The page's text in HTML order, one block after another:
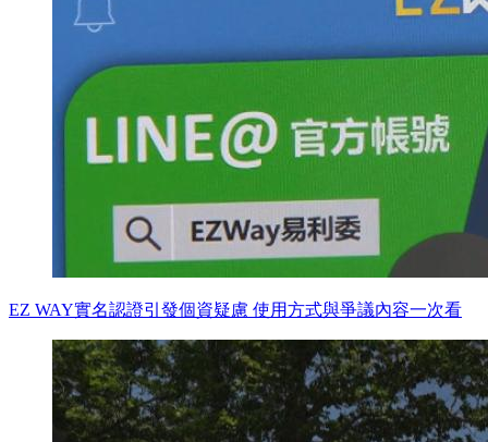
EZ WAY實名認證引發個資疑慮 使用方式與爭議內容一次看